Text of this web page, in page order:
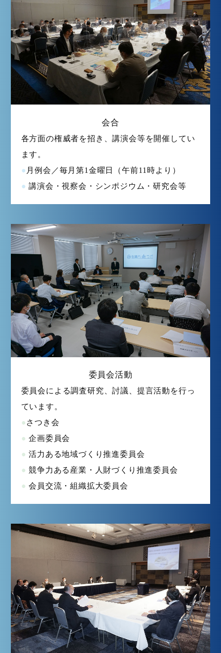
会合
各方面の権威者を招き、講演会等を開催してい
ます。
月例会／毎月第1金曜日（午前11時より）
講演会・視察会・シンポジウム・研究会等
委員会活動
委員会による調査研究、討議、提言活動を行っ
ています。
さつき会
企画委員会
活力ある地域づくり推進委員会
競争力ある産業・人財づくり推進委員会
会員交流・組織拡大委員会